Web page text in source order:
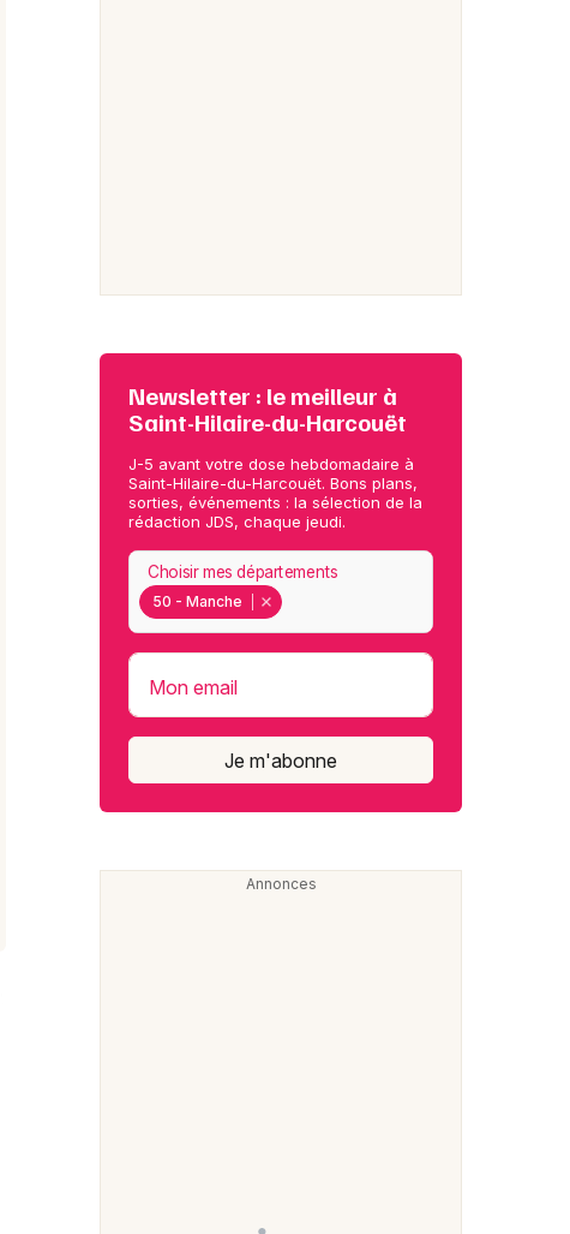
Newsletter : le meilleur à
Saint-Hilaire-du-Harcouët
J-5 avant votre dose hebdomadaire à
Saint-Hilaire-du-Harcouët. Bons plans,
sorties, événements : la sélection de la
rédaction JDS, chaque jeudi.
50 - Manche
Choisir mes départements
Mon email
Je m'abonne